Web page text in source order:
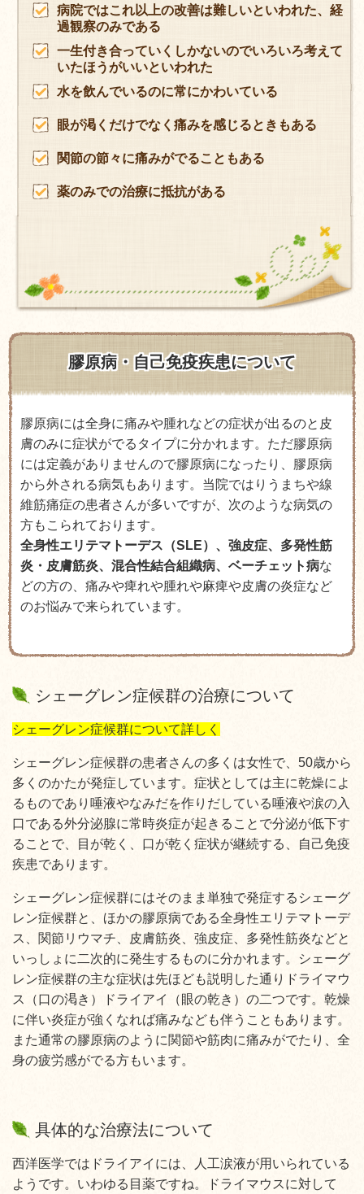
病院ではこれ以上の改善は難しいといわれた、経
過観察のみである
一生付き合っていくしかないのでいろいろ考えて
いたほうがいいといわれた
水を飲んでいるのに常にかわいている
眼が渇くだけでなく痛みを感じるときもある
関節の節々に痛みがでることもある
薬のみでの治療に抵抗がある
膠原病・自己免疫疾患について
膠原病には全身に痛みや腫れなどの症状が出るのと皮
膚のみに症状がでるタイプに分かれます。ただ膠原病
には定義がありませんので膠原病になったり、膠原病
から外される病気もあります。当院ではりうまちや線
維筋痛症の患者さんが多いですが、次のような病気の
方もこられております。
全身性エリテマトーデス（SLE）、強皮症、多発性筋
炎・皮膚筋炎、混合性結合組織病、ベーチェット病な
どの方の、痛みや痺れや腫れや麻痺や皮膚の炎症など
のお悩みで来られています。
シェーグレン症候群の治療について
シェーグレン症候群について詳しく
シェーグレン症候群の患者さんの多くは女性で、50歳から
多くのかたが発症しています。症状としては主に乾燥によ
るものであり唾液やなみだを作りだしている唾液や涙の入
口である外分泌腺に常時炎症が起きることで分泌が低下す
ることで、目が乾く、口が乾く症状が継続する、自己免疫
疾患であります。
シェーグレン症候群にはそのまま単独で発症するシェーグ
レン症候群と、ほかの膠原病である全身性エリテマトーデ
ス、関節リウマチ、皮膚筋炎、強皮症、多発性筋炎などと
いっしょに二次的に発生するものに分かれます。シェーグ
レン症候群の主な症状は先ほども説明した通りドライマウ
ス（口の渇き）ドライアイ（眼の乾き）の二つです。乾燥
に伴い炎症が強くなれば痛みなども伴うこともあります。
また通常の膠原病のように関節や筋肉に痛みがでたり、全
身の疲労感がでる方もいます。
具体的な治療法について
西洋医学ではドライアイには、人工涙液が用いられている
ようです。いわゆる目薬ですね。ドライマウスに対して